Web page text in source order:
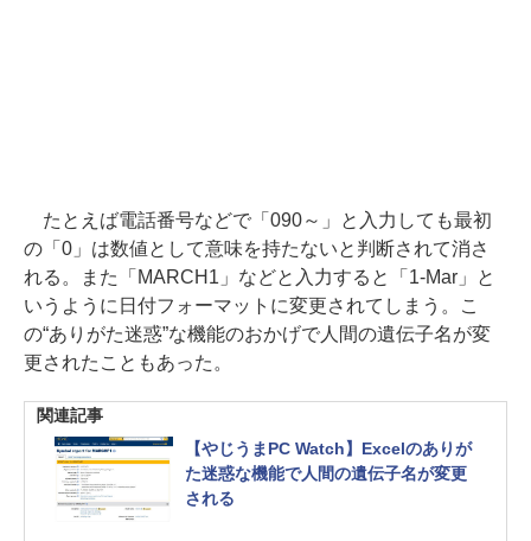
たとえば電話番号などで「090～」と入力しても最初
の「0」は数値として意味を持たないと判断されて消さ
れる。また「MARCH1」などと入力すると「1-Mar」と
いうように日付フォーマットに変更されてしまう。こ
の“ありがた迷惑”な機能のおかげで人間の遺伝子名が変
更されたこともあった。
関連記事
【やじうまPC Watch】Excelのありが
た迷惑な機能で人間の遺伝子名が変更
される